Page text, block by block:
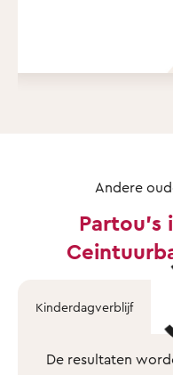
Andere
Partou's
Kinderdagverblijf
De resultaten